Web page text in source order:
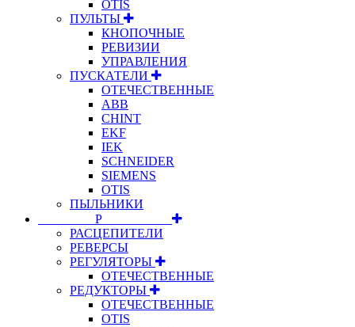
OTIS
ПУЛЬТЫ
КНОПОЧНЫЕ
РЕВИЗИИ
УПРАВЛЕНИЯ
ПУСКАТЕЛИ
ОТЕЧЕСТВЕННЫЕ
ABB
CHINT
EKF
IEK
SCHNEIDER
SIEMENS
OTIS
ПЫЛЬНИКИ
⠀⠀⠀⠀⠀⠀Р⠀⠀⠀⠀⠀⠀⠀
РАСЦЕПИТЕЛИ
РЕВЕРСЫ
РЕГУЛЯТОРЫ
ОТЕЧЕСТВЕННЫЕ
РЕДУКТОРЫ
ОТЕЧЕСТВЕННЫЕ
OTIS